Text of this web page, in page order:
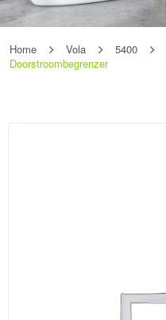
Home Vola 5400
Doorstroombegrenzer